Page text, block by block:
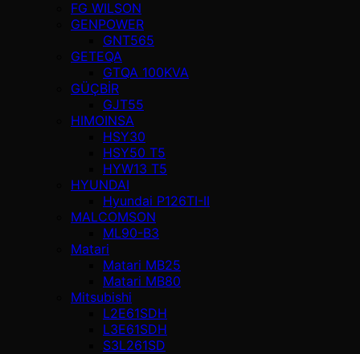
FG WILSON
GENPOWER
GNT565
GETEQA
GTQA 100KVA
GÜÇBİR
GJT55
HIMOINSA
HSY30
HSY50 T5
HYW13 T5
HYUNDAI
Hyundai P126TI-II
MALCOMSON
ML90-B3
Matari
Matari MB25
Matari MB80
Mitsubishi
L2E61SDH
L3E61SDH
S3L261SD